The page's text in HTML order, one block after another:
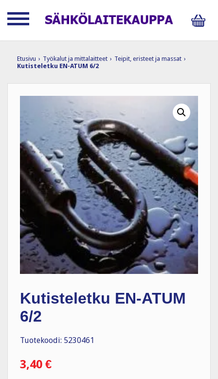
Etusivu › Työkalut ja mittalaitteet › Teipit, eristeet ja massat ›
Kutisteletku EN-ATUM 6/2
Kutisteletku EN-ATUM
6/2
Tuotekoodi: 5230461
3,40 €